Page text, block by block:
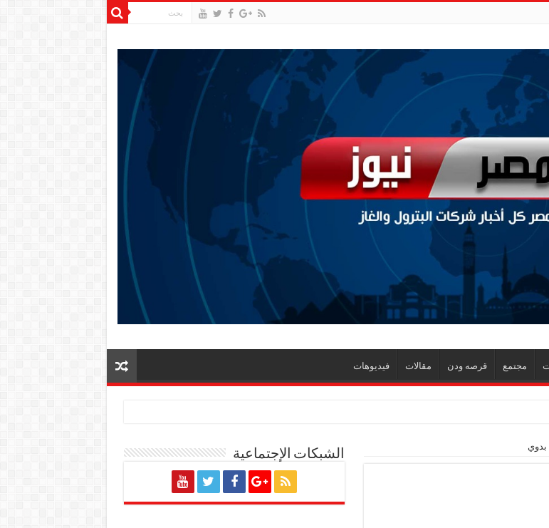
مجتمع قرصه ودن مقالات فيديوهات
التفاهم لربط اكتشافات الشركة في قبرص بالبنية التحتية المصرية
بدوي
الشبكات الإجتماعية